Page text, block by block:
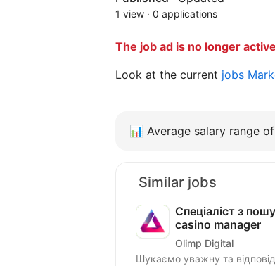
1 view · 0 applications
The job ad is no longer active
Look at the current jobs
📊 Average salary range
Similar jobs
Спеціаліст з
casino manager
Olimp Digital
Шукаємо уважну та